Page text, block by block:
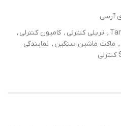
آرسی
, تریلی کنترلی , کامیون کنترلی ,
, ماکت ماشین سنگین , نمایندگی